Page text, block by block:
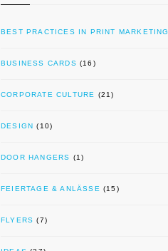
BEST PRACTICES IN PRINT MARKETING
BUSINESS CARDS (16)
CORPORATE CULTURE (21)
DESIGN (10)
DOOR HANGERS (1)
FEIERTAGE & ANLÄSSE (15)
FLYERS (7)